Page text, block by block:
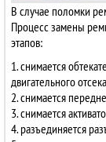
В случае поломки
Процесс замены
этапов:
1. снимается
двигательного
2. снимается
3. снимается
4. разъединяется